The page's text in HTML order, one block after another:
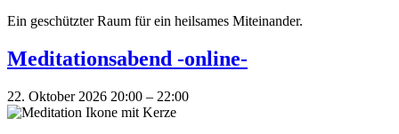
Ein geschützter Raum für ein heilsames Miteinander.
Meditationsabend -online-
22. Oktober 2026 20:00 – 22:00